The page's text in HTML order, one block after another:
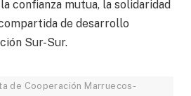
confianza mutua, la solidaridad
de desarrollo
Sur-Sur.
de Cooperación Marruecos-